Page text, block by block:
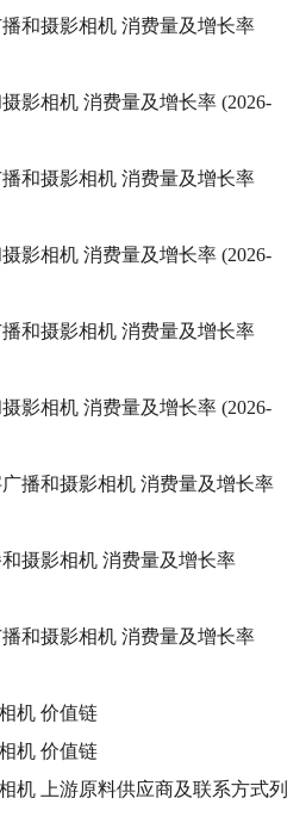
和摄影相机 消费量及增长率
影相机 消费量及增长率 (2026-
和摄影相机 消费量及增长率
影相机 消费量及增长率 (2026-
和摄影相机 消费量及增长率
影相机 消费量及增长率 (2026-
播和摄影相机 消费量及增长率
摄影相机 消费量及增长率
和摄影相机 消费量及增长率
机 价值链
机 价值链
机 上游原料供应商及联系方式列